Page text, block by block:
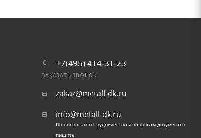
+7(495) 414-31-23
ЗАКАЗАТЬ ЗВОНОК
zakaz@metall-dk.ru
info@metall-dk.ru
По вопросам сотрудничества и запросам документов
пишите